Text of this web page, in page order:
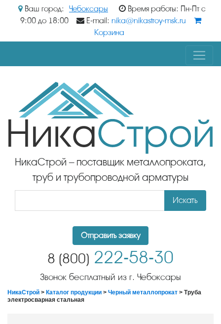
Ваш город: Чебоксары
Время работы: Пн-Пт с
9:00 до 18:00
E-mail: nika@nikastroy-msk.ru
Корзина
НикаСтрой – поставщик металлопроката,
труб и трубопроводной арматуры
Искать
Отправить заявку
8 (800) 222-58-30
Звонок бесплатный из г. Чебоксары
НикаСтрой > Каталог продукции > Черный металлопрокат > Труба
электросварная стальная